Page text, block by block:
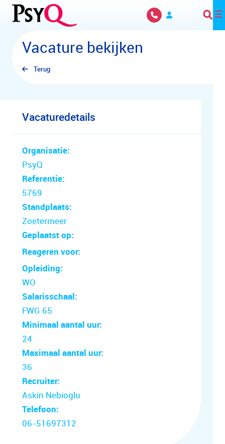
Overslaan en naar hoofdinhoud gaan
Vacature bekijken
Terug
Vacaturedetails
Organisatie:
PsyQ
Referentie:
5769
Standplaats:
Zoetermeer
Geplaatst op:
Reageren voor:
Opleiding:
WO
Salarisschaal:
FWG 65
Minimaal aantal uur:
24
Maximaal aantal uur:
36
Recruiter:
Askin Nebioglu
Telefoon:
06-51697312